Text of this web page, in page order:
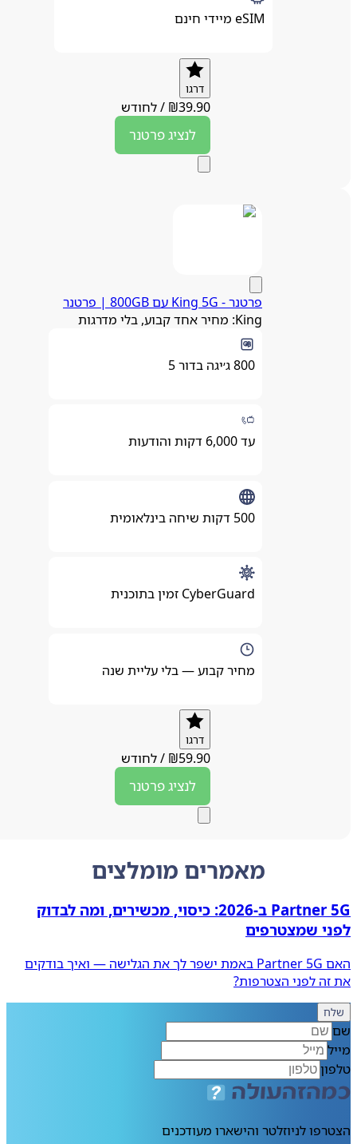
eSIM מיידי חינם
₪39.90
/לחודש
לנציגפרטנר
פרטנר ‏- ‏King 5G עם 800GB | פרטנר
King: מחיר אחד קבוע, בלי מדרגות
CyberGuard זמין בתוכנית
מחיר קבוע — בלי עליית שנה
₪59.90
/לחודש
לנציגפרטנר
מאמרים מומלצים
Partner 5G ב‑2026: כיסוי, מכשירים, ומה לבדוק
שמצטרפים
האם Partner 5G באמת ישפר לך את הגלישה — ואיך בודקים
לפני הצטרפות?
לניוזלטר והישארו מעודכנים